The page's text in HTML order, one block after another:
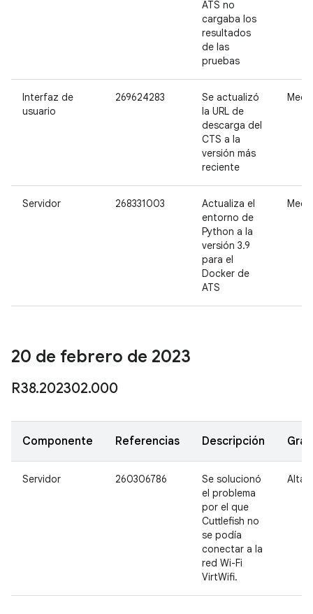
ATS no
cargaba los
resultados
de las
pruebas
Interfaz de
usuario
269624283
Se actualizó
la URL de
descarga del
CTS a la
versión más
reciente
Servidor 268331003
Actualiza el
entorno de
Python a la
versión 3.9
para el
Docker de
ATS
20 de febrero de 2023
R38.202302.000
Componente Referencias Descripción
Servidor 260306786
Se solucionó
el problema
por el que
Cuttlefish no
se podía
conectar a la
red Wi-Fi
VirtWifi.
Alta